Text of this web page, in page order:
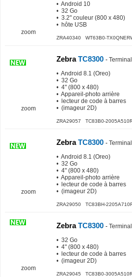
zoom
• Android 10
• 32 Go
• 3.2" couleur (800 x 480)
• hôte USB
ZRA40340 WT63B0-
zoom
ZebraTC8300 -
• Android 8.1 (Oreo)
• 32 Go
• 4" (800 x 480)
• Appareil-photo arrière
• lecteur de code à barres
• (imageur 2D)
ZRA29057 TC83B0-
zoom
ZebraTC8300 -
• Android 8.1 (Oreo)
• 32 Go
• 4" (800 x 480)
• Appareil-photo arrière
• lecteur de code à barres
• (imageur 2D)
ZRA29050 TC83BH-
zoom
ZebraTC8300 -
• 32 Go
• 4" (800 x 480)
• lecteur de code à barres
• (imageur 2D)
ZRA29045 TC83B0-